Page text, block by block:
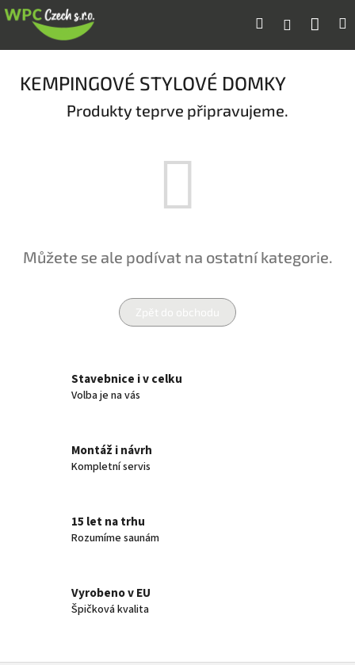
Přejít
na
Hledat Přihlášení
KEMPINGOVÉ STYLOVÉ DOMKY
Produkty teprve připravujeme.
Můžete se ale podívat na ostatní kategorie.
Zpět do obchodu
Stavebnice i v celku
Volba je na vás
Montáž i návrh
Kompletní servis
15 let na trhu
Rozumíme saunám
Vyrobeno v EU
Špičková kvalita